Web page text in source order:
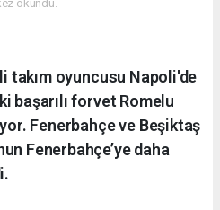
okundu.
takım oyuncusu Napoli'de
başarılı forvet Romelu
Fenerbahçe ve Beşiktaş
Fenerbahçe’ye daha